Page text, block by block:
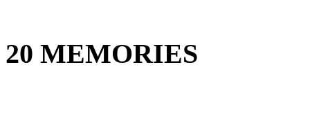
20 MEMORIES